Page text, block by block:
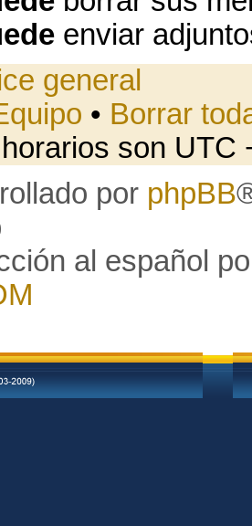
enviar
general
• Borrar
horarios son UTC
por phpBB
al español